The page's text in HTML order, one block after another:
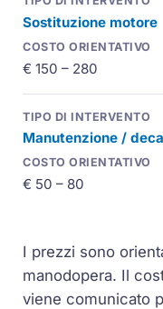
Sostituzione motore
€ 150 – 280
Manutenzione /
€ 50 – 80
I prezzi sono
manodopera. Il
viene comunicato